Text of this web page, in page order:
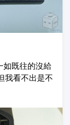
如既往的沒給
我看不出是不